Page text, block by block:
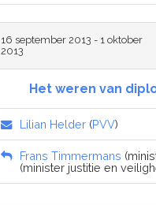
16 september 2013 - 1 oktober
2013
Het weren van
Lilian Helder (PVV)
Frans Timmermans
(minister justitie en